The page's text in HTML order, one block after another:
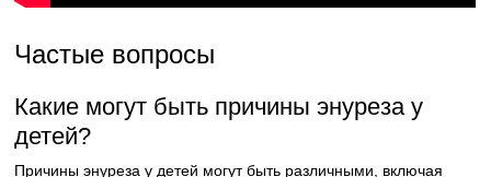
Частые вопросы
Какие могут быть причины энуреза у
детей?
Причины энуреза у детей могут быть различными, включая